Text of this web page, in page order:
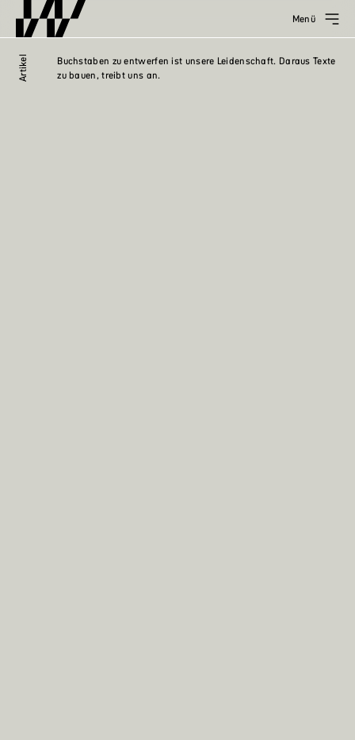
Menü
Artikel
Buchstaben zu entwerfen ist unsere Leidenschaft. Daraus Texte
zu bauen, treibt uns an.